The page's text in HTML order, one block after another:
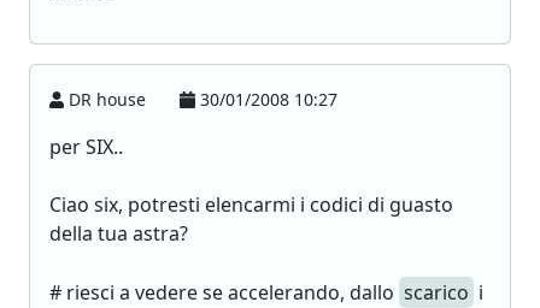
DR house 30/01/2008 10:27
per SIX..
Ciao six, potresti elencarmi i codici di guasto
della tua astra?
# riesci a vedere se accelerando, dallo scarico i